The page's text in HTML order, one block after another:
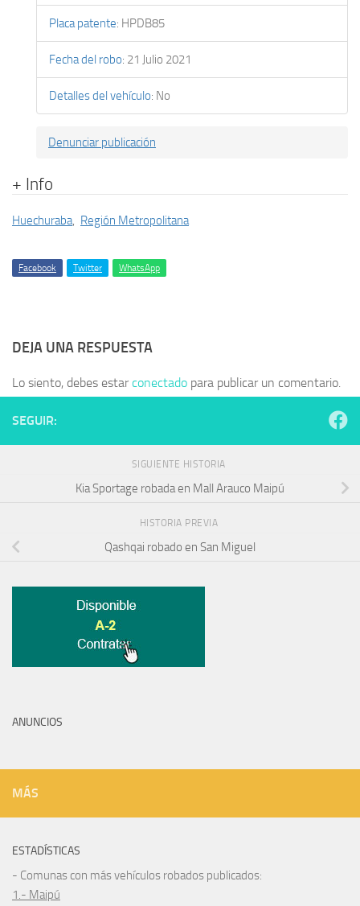
Placa patente: HPDB85
Fecha del robo: 21 Julio 2021
Detalles del vehículo: No
Denunciar publicación
+ Info
Huechuraba, Región Metropolitana
Facebook Twitter WhatsApp
DEJA UNA RESPUESTA
Lo siento, debes estarconectado para publicar un comentario.
SEGUIR:
SIGUIENTE HISTORIA
Kia Sportage robada en Mall Arauco Maipú
HISTORIA PREVIA
Qashqai robado en San Miguel
ANUNCIOS
MÁS
ESTADÍSTICAS
- Comunas con más vehículos robados publicados:
1.- Maipú